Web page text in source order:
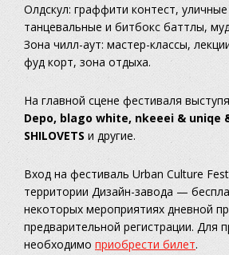
Олдскул: граффити контест,
танцевальные и битбокс баттлы,
Зона чилл-аут: мастер-классы,
фуд корт, зона отдыха.
На главной сцене фестиваля
Depo, blago white, nkeeei & uniqe
SHILOVETS и другие.
Вход на фестиваль Urban Culture
территории Дизайн-завода —
некоторых мероприятиях дневной
предварительной регистрации. Для
необходимо приобрести билет.